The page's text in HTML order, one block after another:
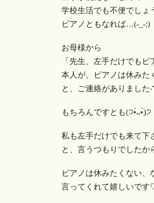
学校生活でも不便でし
ピアノともなれば…(-_-;)
お母様から
「先生、左手だけでも
本人が、ピアノは休みた
と、ご連絡がありました
もちろんですとも(੭•̀ᴗ•̀)੭
私も左手だけでも来て下
と、言うつもりでしたか
ピアノは休みたくない、
言ってくれて嬉しいです